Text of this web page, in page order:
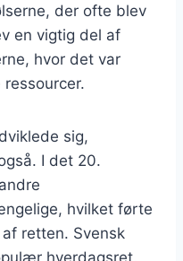
der ofte blev
en vigtig del af
hvor det var
sig,
I det 20.
hvilket førte
retten. Svensk
hverdagsret,